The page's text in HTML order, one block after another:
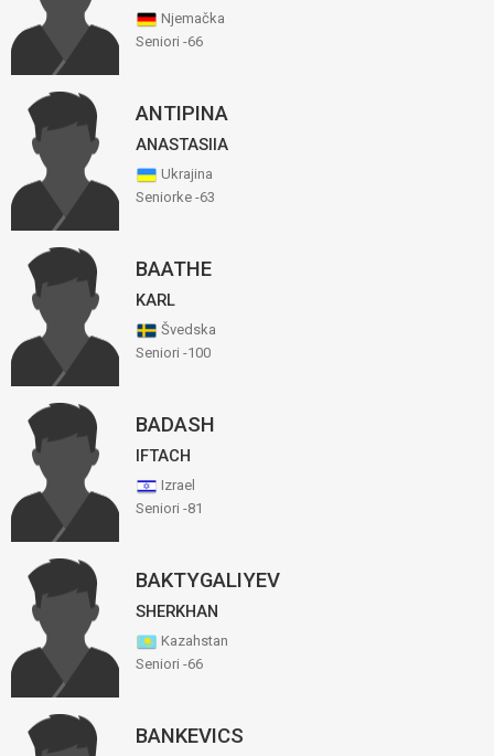
Njemačka
Seniori -66
ANTIPINA
ANASTASIIA
Ukrajina
Seniorke -63
BAATHE
KARL
Švedska
Seniori -100
BADASH
IFTACH
Izrael
Seniori -81
BAKTYGALIYEV
SHERKHAN
Kazahstan
Seniori -66
BANKEVICS